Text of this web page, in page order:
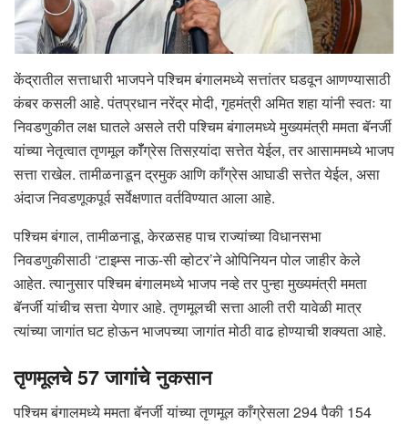
केंद्रातील सत्ताधारी भाजपने पश्चिम बंगालमध्ये सत्तांतर घडवून आणण्यासाठी
कंबर कसली आहे. पंतप्रधान नरेंद्र मोदी, गृहमंत्री अमित शहा यांनी स्वतः या
निवडणुकीत लक्ष घातले असले तरी पश्चिम बंगालमध्ये मुख्यमंत्री ममता बॅनर्जी
यांच्या नेतृत्वात तृणमूल कॉँग्रेस तिसऱयांदा सत्तेत येईल, तर आसाममध्ये भाजप
सत्ता राखेल. तामीळनाडून द्रमुक आणि काँग्रेस आघाडी सत्तेत येईल, असा
अंदाज निवडणूकपूर्व सर्वेक्षणात वर्तविण्यात आला आहे.
पश्चिम बंगाल, तामीळनाडू, केरळसह पाच राज्यांच्या विधानसभा
निवडणुकीसाठी ‘टाइम्स नाऊ-सी व्होटर’ने ओपिनियन पोल जाहीर केले
आहेत. त्यानुसार पश्चिम बंगालमध्ये भाजप नव्हे तर पुन्हा मुख्यमंत्री ममता
बॅनर्जी यांचीच सत्ता येणार आहे. तृणमूलची सत्ता आली तरी यावेळी मात्र
त्यांच्या जागांत घट होऊन भाजपच्या जागांत मोठी वाढ होण्याची शक्यता आहे.
तृणमूलचे 57 जागांचे नुकसान
पश्चिम बंगालमध्ये ममता बॅनर्जी यांच्या तृणमूल काँग्रेसला 294 पैकी 154